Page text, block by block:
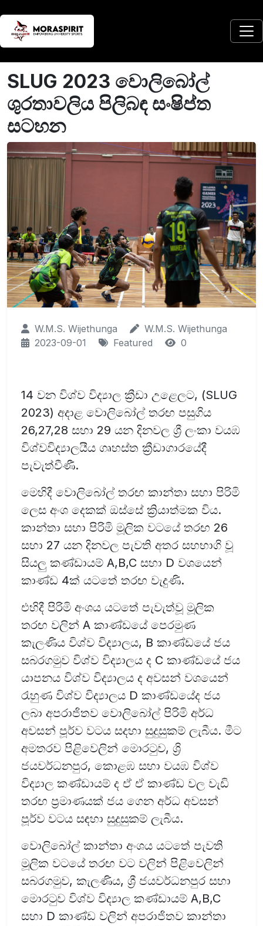
SLUG 2023 වොලිබෝල්
ශුරතාවලිය පිලිබඳ සංෂිප්ත
සටහන
W.M.S. Wijethunga
W.M.S. Wijethunga
2023-09-01
Featured 0
14 වන විශ්ව විද්‍යාල ක්‍රීඩා උළෙලට, (SLUG
2023) අදාළ වොලිබෝල් තරඟ පසුගිය
26,27,28 සහා 29 යන දිනවල ශ්‍රී ලංකා වයඹ
විශ්වවිද්‍යාලයීය ගෘහස්ත ක්‍රීඩාගාරයේදී
පැවැත්වීණී.
මෙහිදී වොලිබෝල් තරඟ කාන්තා සහා පිරිමි
ලෙස අංශ දෙකක් ඔස්සේ ක්‍රියාත්මක විය.
කාන්තා සහා පිරිමි මූලික වටයේ තරඟ 26
සහා 27 යන දිනවල පැවති අතර සහභාගි වූ
සියලු කණ්ඩායම් A,B,C සහා D වශයෙන්
කාණ්ඩ 4ක් යටතේ තරඟ වැදුණි.
එහිදී පිරිමි අංශය යටතේ පැවැත්වූ මූලික
තරඟ වලින් A කාණ්ඩයේ පෙරමුණ
කැලණිය විශ්ව විද්‍යාලය, B කාණ්ඩයේ ජය
සබරගමුව විශ්ව විද්‍යාලය ද C කාණ්ඩයේ ජය
යාපනය විශ්ව විද්‍යාලය ද අවසන් වශයෙන්
රැහුණ විශ්ව විද්‍යාලය D කාණ්ඩයේද ජය
ලබා අපරාජිතව වොලිබෝල් පිරිමි අර්ධ
අවසන් පූර්ව වටය සදහා සුදුසුකම් ලැබීය. මීට
අමතරව පිළිවෙලින් මොරටුව, ශ්‍රි
ජයවර්ධනපුර, කොළඹ සහා වයඹ විශ්ව
විද්‍යාල කණ්ඩායම් ද ඒ ඒ කාණ්ඩ වල වැඩි
තරඟ ප්‍රමාණයක් ජය ගෙන අර්ධ අවසන්
පූර්ව වටය සඳහා සුදුසුකම් ලැබීය.
වොලිබෝල් කාන්තා අංශය යටතේ පැවති
මූලික වටයේ තරඟ වට වලින් පිළිවෙලින්
සබරගමුව, කැලණිය, ශ්‍රී ජයවර්ධනපුර සහා
මොරටුව විශ්ව විද්‍යාල කණ්ඩායම් A,B,C
සහා D කාණ්ඩ වලින් අපරාජිතව කාන්තා